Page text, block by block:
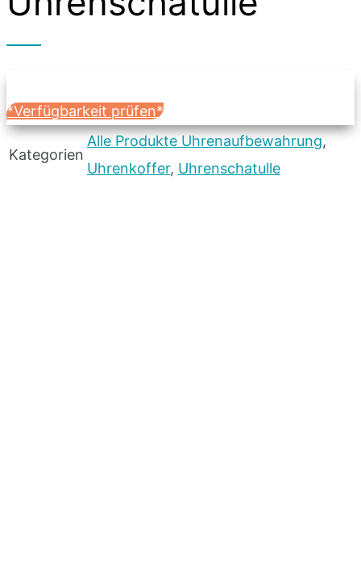
*Verfügbarkeit prüfen*
Kategorien
Alle Produkte Uhrenaufbewahrung,
Uhrenkoffer, Uhrenschatulle